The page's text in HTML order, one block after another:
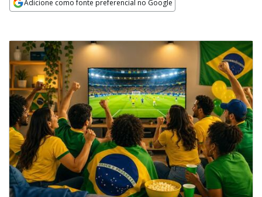
Adicione como fonte preferencial no Google